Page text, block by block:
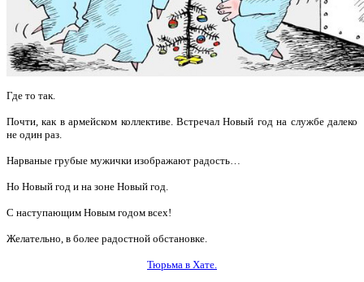
Где то так.
Почти, как в армейском коллективе. Встречал Новый год на службе далеко
не один раз.
Нарваные грубые мужички изображают радость…
Но Новый год и на зоне Новый год.
С наступающим Новым годом всех!
Желательно, в более радостной обстановке.
Тюрьма в Хате.